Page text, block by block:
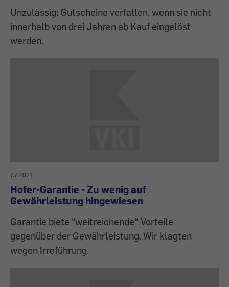
Unzulässig: Gutscheine verfallen, wenn sie nicht
innerhalb von drei Jahren ab Kauf eingelöst
werden.
7.7.2021
Hofer-Garantie - Zu wenig auf
Gewährleistung hingewiesen
Garantie biete "weitreichende“ Vorteile
gegenüber der Gewährleistung. Wir klagten
wegen Irreführung.